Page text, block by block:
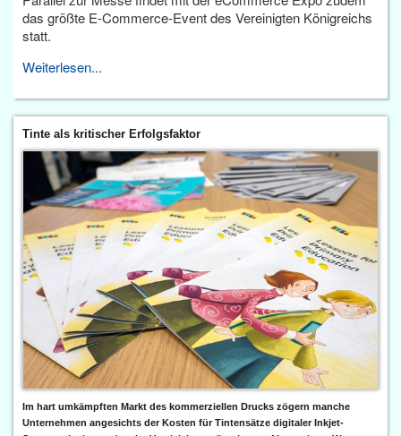
das größte E-Commerce-Event des Vereinigten Königreichs
statt.
Weiterlesen...
Tinte als kritischer Erfolgsfaktor
Im hart umkämpften Markt des kommerziellen Drucks zögern manche
Unternehmen angesichts der Kosten für Tintensätze digitaler Inkjet-